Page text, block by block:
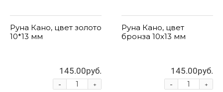
Руна Кано, цвет золото
10*13 мм
145.00руб.
+
-
Руна Кано, цвет
бронза 10х13 мм
145.00руб.
+
-